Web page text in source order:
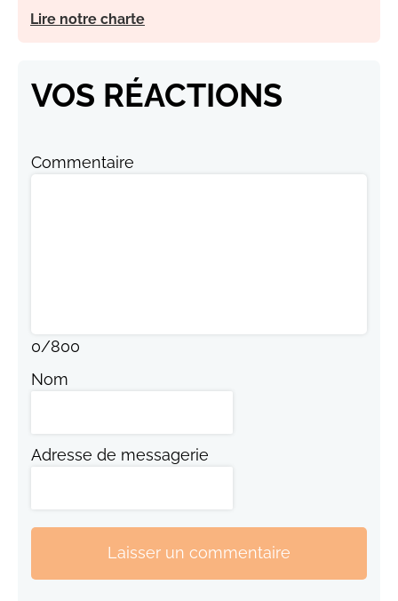
Lire notre charte
VOS RÉACTIONS
Commentaire
0/800
Nom
Adresse de messagerie
Laisser un commentaire